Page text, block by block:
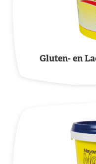
Gluten- en